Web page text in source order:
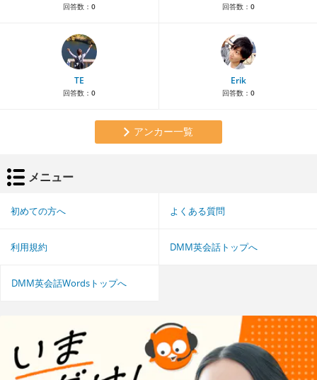
回答数： 0 回答数： 0
TE
回答数： 0
Erik
回答数： 0
アンカー一覧
メニュー
初めての方へ よくある質問
利用規約 DMM英会話トップへ
DMM英会話Wordsトップへ